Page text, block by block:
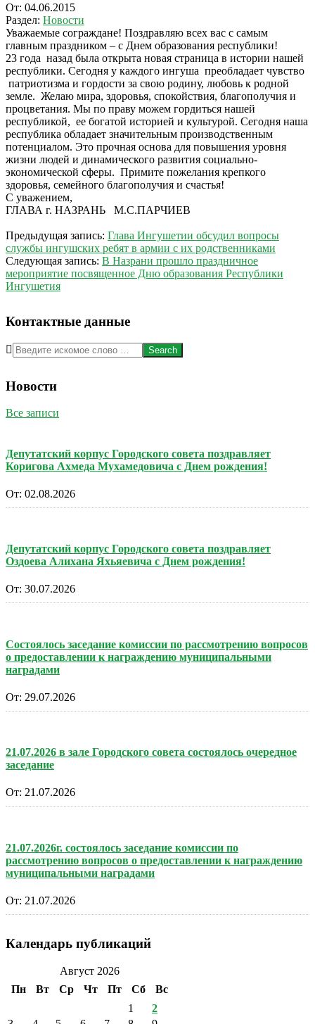
От: 04.06.2015
Раздел: Новости
Уважаемые сограждане! Поздравляю всех вас с самым
главным праздником – с Днем образования республики!
23 года назад была открыта новая страница в истории нашей
республики. Сегодня у каждого ингуша преобладает чувство
патриотизма и гордости за свою родину, любовь к родной
земле. Желаю мира, здоровья, спокойствия, благополучия и
процветания. Мы по праву можем гордиться нашей
республикой, ее богатой историей и культурой. Сегодня наша
республика обладает значительным производственным
потенциалом. Это прочная основа для повышения уровня
жизни людей и динамического развития социально-
экономической сферы. Примите пожелания крепкого
здоровья, семейного благополучия и счастья!
С уважением,
ГЛАВА г. НАЗРАНЬ М.С.ПАРЧИЕВ
2015-
06-
04
Предыдущая запись: Глава Ингушетии обсудил вопросы
службы ингушских ребят в армии с их родственниками
Следующая запись: В Назрани прошло праздничное
мероприятие посвященное Дню образования Республики
Ингушетия
Контактные данные
Search
Новости
Все записи
Депутатский корпус Городского совета поздравляет
Коригова Ахмеда Мухамедовича с Днем рождения!
От: 02.08.2026
Депутатский корпус Городского совета поздравляет
Оздоева Алихана Яхьяевича с Днем рождения!
От: 30.07.2026
Состоялось заседание комиссии по рассмотрению вопросов
о предоставлении к награждению муниципальными
наградами
От: 29.07.2026
21.07.2026 в зале Городского совета состоялось очередное
заседание
От: 21.07.2026
21.07.2026г. состоялось заседание комиссии по
рассмотрению вопросов о предоставлении к награждению
муниципальными наградами
От: 21.07.2026
Календарь публикаций
Август 2026
Пн
Вт Ср Чт Пт Сб
Вс
1
2